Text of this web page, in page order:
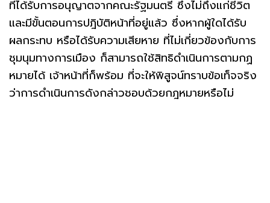
ที่ได้รับการอนุญาตจากคณะรัฐมนตรี ซึ่งไม่ถึงแก่ชีวิต
และมีขั้นตอนการปฎิบัติหน้าที่อยู่แล้ว ซึ่งหากผู้ใดได้รับ
ผลกระทบ หรือได้รับความเสียหาย ที่ไม่เกี่ยวข้องกับการ
ชุมนุมทางการเมือง ก็สามารถใช้สิทธิดำเนินการตามกฏ
หมายได้ เจ้าหน้าที่ก็พร้อม ที่จะให้พิสูจน์ทราบข้อเท็จจริง
ว่าการดำเนินการดังกล่าวชอบด้วยกฎหมายหรือไม่